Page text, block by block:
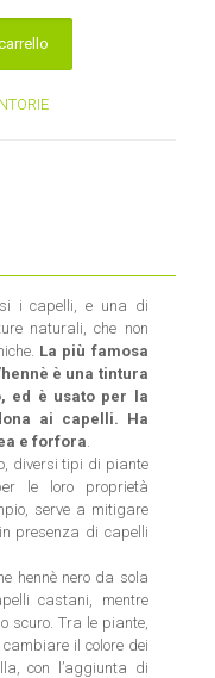
i capelli, e una di
naturali, che non
La più famosa
è una tintura
ed è usato per la
ai capelli. Ha
e forfora.
diversi tipi di piante
le loro proprietà
serve a mitigare
in presenza di capelli
hennè nero da sola
castani, mentre
scuro. Tra le piante,
il colore dei
con l’aggiunta di